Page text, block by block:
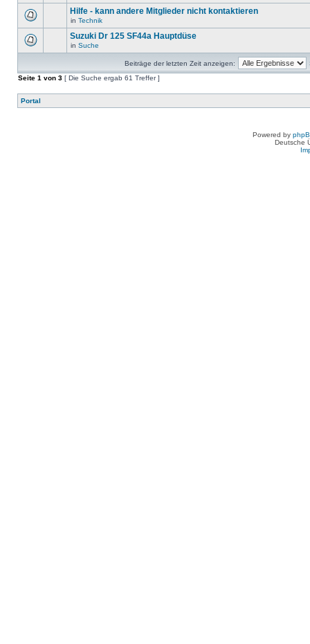
Hilfe - kann andere Mitglieder nicht kontaktieren
in Technik
Suzuki Dr 125 SF44a Hauptdüse
in Suche
Beiträge der letzten Zeit anzeigen:
Seite 1 von 3 [ Die Suche ergab 61 Treffer ]
Portal
Powered by
Deutsche